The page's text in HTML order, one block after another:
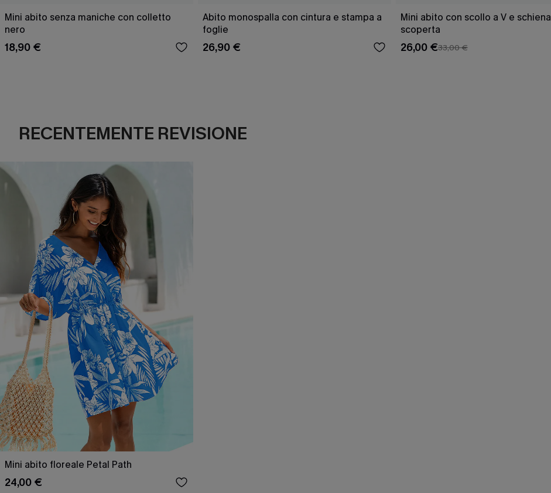
Mini abito senza maniche con colletto
nero
18,90 €
Abito monospalla con cintura e stampa a
foglie
26,90 €
Mini abito con scollo a V e schiena
scoperta
26,00 €33,00 €
RECENTEMENTE REVISIONE
Mini abito floreale Petal Path
24,00 €